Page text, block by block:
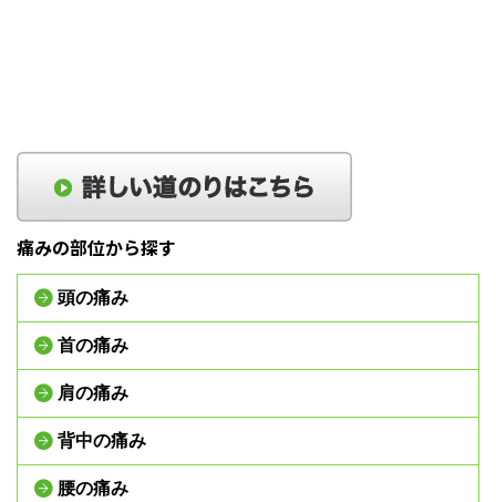
痛みの部位から探す
頭の痛み
首の痛み
肩の痛み
背中の痛み
腰の痛み